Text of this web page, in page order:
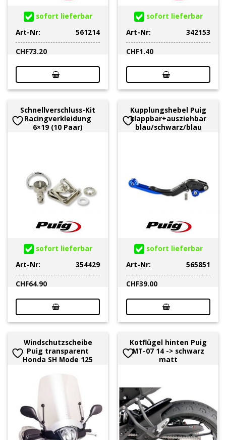
sofort lieferbar
Art-Nr:
561214
CHF73.20
sofort lieferbar
Art-Nr:
342153
CHF1.40
Schnellverschluss-Kit
Racingverkleidung
6×19 (10 Paar)
sofort lieferbar
Art-Nr:
354429
CHF64.90
Kupplungshebel Puig
klappbar+ausziehbar
blau/schwarz/blau
sofort lieferbar
Art-Nr:
565851
CHF39.00
Windschutzscheibe
Puig transparent
Honda SH Mode 125
Kotflügel hinten Puig
MT-07 14 -> schwarz
matt